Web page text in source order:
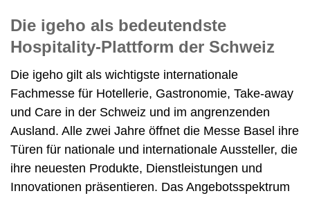
Die igeho als bedeutendste
Hospitality-Plattform der Schweiz
Die igeho gilt als wichtigste internationale
Fachmesse für Hotellerie, Gastronomie, Take-away
und Care in der Schweiz und im angrenzenden
Ausland. Alle zwei Jahre öffnet die Messe Basel ihre
Türen für nationale und internationale Aussteller, die
ihre neuesten Produkte, Dienstleistungen und
Innovationen präsentieren. Das Angebotsspektrum